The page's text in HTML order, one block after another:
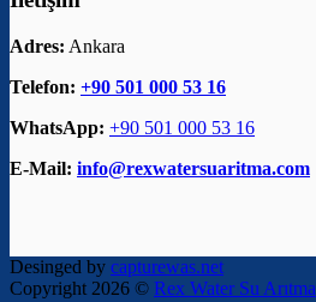
Adres: Ankara
Telefon: +90 501 000 53 16
WhatsApp: +90 501 000 53 16
E-Mail: info@rexwatersuaritma.com
Desinged by capturewas.net
Copyright 2026 © Rex Water Su Arıtma